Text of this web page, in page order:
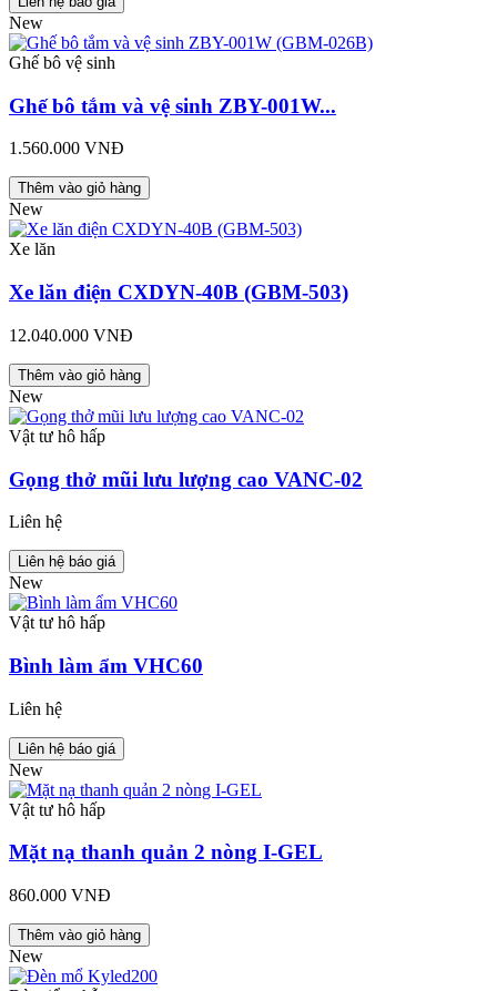
New
Ghế bô vệ sinh
Ghế bô tắm và vệ sinh ZBY-001W...
1.560.000 VNĐ
Thêm vào giỏ hàng
New
Xe lăn
Xe lăn điện CXDYN-40B (GBM-503)
12.040.000 VNĐ
Thêm vào giỏ hàng
New
Vật tư hô hấp
Gọng thở mũi lưu lượng cao VANC-02
Liên hệ
Liên hệ báo giá
New
Vật tư hô hấp
Bình làm ẩm VHC60
Liên hệ
Liên hệ báo giá
New
Vật tư hô hấp
Mặt nạ thanh quản 2 nòng I-GEL
860.000 VNĐ
Thêm vào giỏ hàng
New